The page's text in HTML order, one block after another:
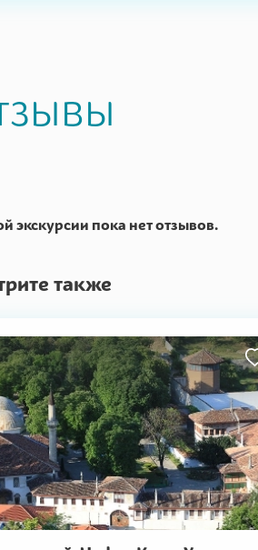
экскурсии пока нет отзывов.
также